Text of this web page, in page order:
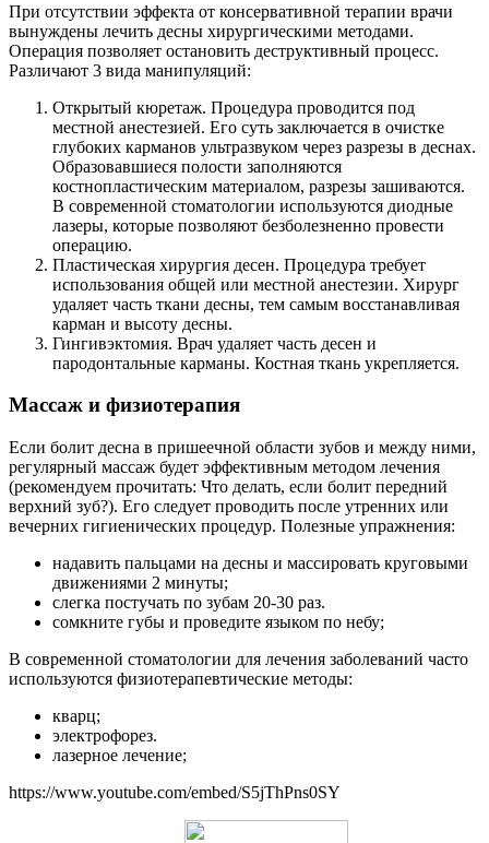
При отсутствии эффекта от консервативной терапии врачи
вынуждены лечить десны хирургическими методами.
Операция позволяет остановить деструктивный процесс.
Различают 3 вида манипуляций:
Открытый кюретаж. Процедура проводится под
местной анестезией. Его суть заключается в очистке
глубоких карманов ультразвуком через разрезы в деснах.
Образовавшиеся полости заполняются
костнопластическим материалом, разрезы зашиваются.
В современной стоматологии используются диодные
лазеры, которые позволяют безболезненно провести
операцию.
Пластическая хирургия десен. Процедура требует
использования общей или местной анестезии. Хирург
удаляет часть ткани десны, тем самым восстанавливая
карман и высоту десны.
Гингивэктомия. Врач удаляет часть десен и
пародонтальные карманы. Костная ткань укрепляется.
Массаж и физиотерапия
Если болит десна в пришеечной области зубов и между ними,
регулярный массаж будет эффективным методом лечения
(рекомендуем прочитать: Что делать, если болит передний
верхний зуб?). Его следует проводить после утренних или
вечерних гигиенических процедур. Полезные упражнения:
надавить пальцами на десны и массировать круговыми
движениями 2 минуты;
слегка постучать по зубам 20-30 раз.
сомкните губы и проведите языком по небу;
В современной стоматологии для лечения заболеваний часто
используются физиотерапевтические методы:
кварц;
электрофорез.
лазерное лечение;
https://www.youtube.com/embed/S5jThPns0SY